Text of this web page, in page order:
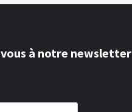
à notre newsletter